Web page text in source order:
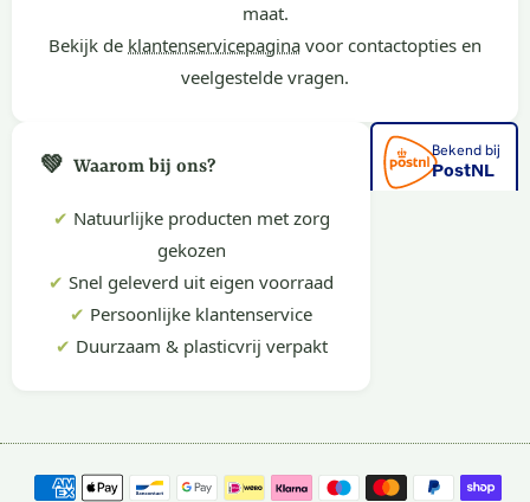
maat.
Bekijk de klantenservicepagina voor contactopties en
veelgestelde vragen.
💚 Waarom bij ons?
✔ Natuurlijke producten met zorg
gekozen
✔ Snel geleverd uit eigen voorraad
✔ Persoonlijke klantenservice
✔ Duurzaam & plasticvrij verpakt